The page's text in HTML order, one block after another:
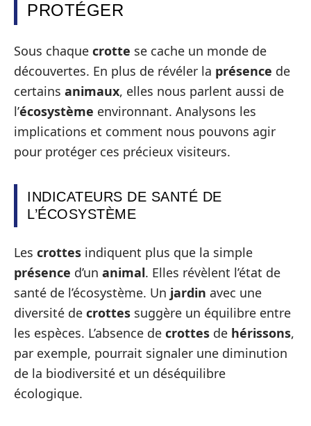
PROTÉGER
Sous chaque crotte se cache un monde de
découvertes. En plus de révéler la présence de
certains animaux, elles nous parlent aussi de
l’écosystème environnant. Analysons les
implications et comment nous pouvons agir
pour protéger ces précieux visiteurs.
INDICATEURS DE SANTÉ DE
L’ÉCOSYSTÈME
Les crottes indiquent plus que la simple
présence d’un animal. Elles révèlent l’état de
santé de l’écosystème. Un jardin avec une
diversité de crottes suggère un équilibre entre
les espèces. L’absence de crottes de hérissons,
par exemple, pourrait signaler une diminution
de la biodiversité et un déséquilibre
écologique.